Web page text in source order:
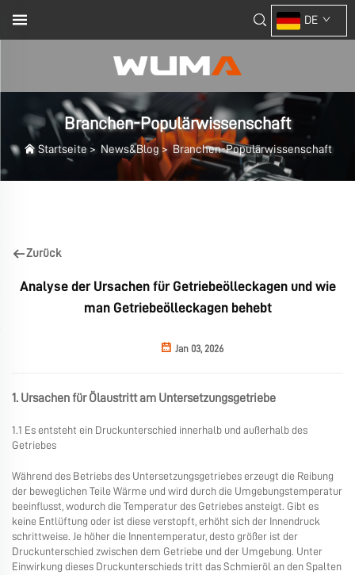
DE
Branchen-Populärwissenschaft
Startseite > News&Blog >Branchen-Populärwissenschaft
Zurück
Analyse der Ursachen für Getriebeölleckagen und wie
man Getriebeölleckagen behebt
Jan 03, 2026
1. Ursachen für Ölaustritt am Untersetzungsgetriebe
1.1 Es entsteht ein Druckunterschied innerhalb und außerhalb des
Getriebes
Während des Betriebs des Untersetzungsgetriebes erzeugt die Reibung
der beweglichen Teile Wärme und wird durch die Umgebungstemperatur
beeinflusst, wodurch die Temperatur des Getriebes ansteigt. Gibt es
keine Entlüftung oder ist diese verstopft, erhöht sich der Innendruck
schrittweise. Je höher die Innentemperatur, desto größer ist der
Druckunterschied zwischen dem Getriebe und der Umgebung. Unter
Einwirkung dieses Druckunterschieds tritt das Schmieröl an den Spalten